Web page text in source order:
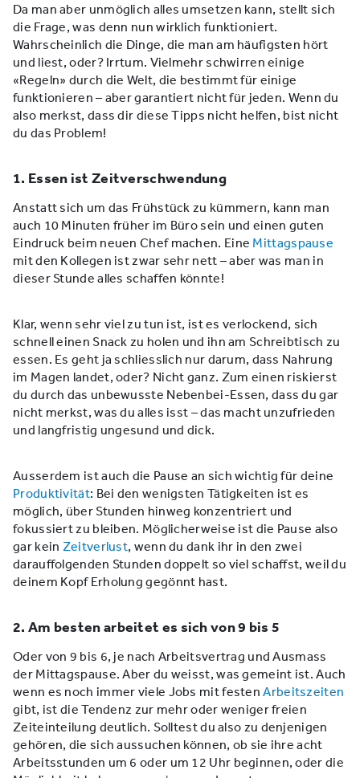
Da man aber unmöglich alles umsetzen kann, stellt sich
die Frage, was denn nun wirklich funktioniert.
Wahrscheinlich die Dinge, die man am häufigsten hört
und liest, oder? Irrtum. Vielmehr schwirren einige
«Regeln» durch die Welt, die bestimmt für einige
funktionieren – aber garantiert nicht für jeden. Wenn du
also merkst, dass dir diese Tipps nicht helfen, bist nicht
du das Problem!
1. Essen ist Zeitverschwendung
Anstatt sich um das Frühstück zu kümmern, kann man
auch 10 Minuten früher im Büro sein und einen guten
Eindruck beim neuen Chef machen. Eine Mittagspause
mit den Kollegen ist zwar sehr nett – aber was man in
dieser Stunde alles schaffen könnte!
Klar, wenn sehr viel zu tun ist, ist es verlockend, sich
schnell einen Snack zu holen und ihn am Schreibtisch zu
essen. Es geht ja schliesslich nur darum, dass Nahrung
im Magen landet, oder? Nicht ganz. Zum einen riskierst
du durch das unbewusste Nebenbei-Essen, dass du gar
nicht merkst, was du alles isst – das macht unzufrieden
und langfristig ungesund und dick.
Ausserdem ist auch die Pause an sich wichtig für deine
Produktivität: Bei den wenigsten Tätigkeiten ist es
möglich, über Stunden hinweg konzentriert und
fokussiert zu bleiben. Möglicherweise ist die Pause also
gar kein Zeitverlust, wenn du dank ihr in den zwei
darauffolgenden Stunden doppelt so viel schaffst, weil du
deinem Kopf Erholung gegönnt hast.
2. Am besten arbeitet es sich von 9 bis 5
Oder von 9 bis 6, je nach Arbeitsvertrag und Ausmass
der Mittagspause. Aber du weisst, was gemeint ist. Auch
wenn es noch immer viele Jobs mit festenArbeitszeiten
gibt, ist die Tendenz zur mehr oder weniger freien
Zeiteinteilung deutlich. Solltest du also zu denjenigen
gehören, die sich aussuchen können, ob sie ihre acht
Arbeitsstunden um 6 oder um 12 Uhr beginnen, oder die